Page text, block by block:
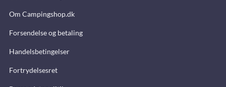
Om Campingshop.dk
Forsendelse og betaling
Handelsbetingelser
Fortrydelsesret